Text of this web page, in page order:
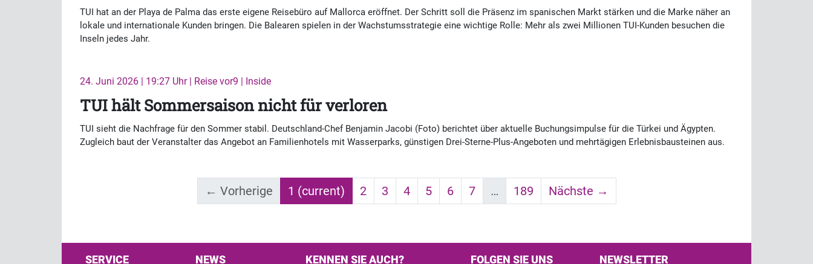
TUI hat an der Playa de Palma das erste eigene Reisebüro auf Mallorca eröffnet. Der Schritt soll die Präsenz im spanischen Markt stärken und die Marke näher an
lokale und internationale Kunden bringen. Die Balearen spielen in der Wachstumsstrategie eine wichtige Rolle: Mehr als zwei Millionen TUI-Kunden besuchen die
Inseln jedes Jahr.
24. Juni 2026 | 19:27 Uhr | Reise vor9 | Inside
TUI hält Sommersaison nicht für verloren
TUI sieht die Nachfrage für den Sommer stabil. Deutschland-Chef Benjamin Jacobi (Foto) berichtet über aktuelle Buchungsimpulse für die Türkei und Ägypten.
Zugleich baut der Veranstalter das Angebot an Familienhotels mit Wasserparks, günstigen Drei-Sterne-Plus-Angeboten und mehrtägigen Erlebnisbausteinen aus.
← Vorherige 1 (current) 2 3 4 5 6 7 … 189 Nächste →
SERVICE NEWS KENNEN SIE AUCH? FOLGEN SIE UNS NEWSLETTER